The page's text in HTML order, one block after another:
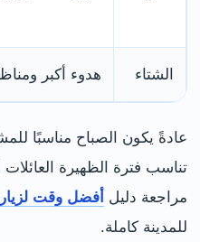
الشتاء هدوء أكبر
عادةً يكون الصباح مناسبًا
تناسب فترة الظهيرة
مراجعة دليل أفضل وقت
للمدينة كاملة.